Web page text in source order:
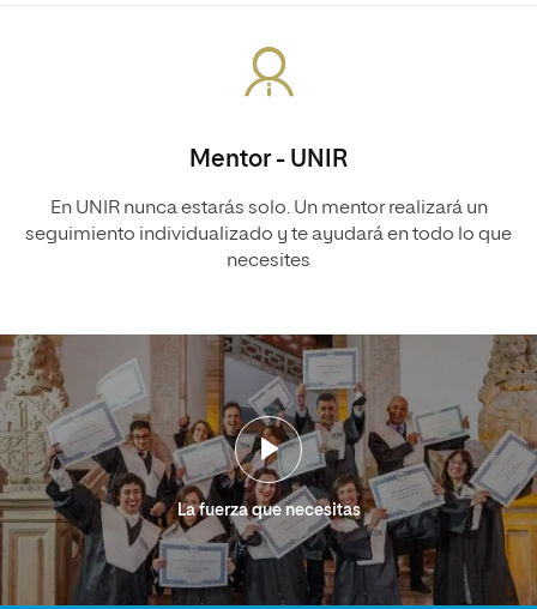
Mentor - UNIR
En UNIR nunca estarás solo. Un mentor realizará un
seguimiento individualizado y te ayudará en todo lo que
necesites
La fuerza que necesitas